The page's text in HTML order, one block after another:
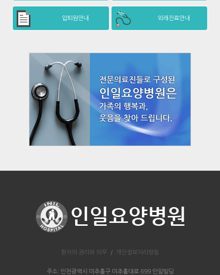
입퇴원안내 외래진료안내
환자의 권리와 의무 / 개인정보처리방침
주소: 인천광역시 미추홀구 미추홀대로 699 인일빌딩